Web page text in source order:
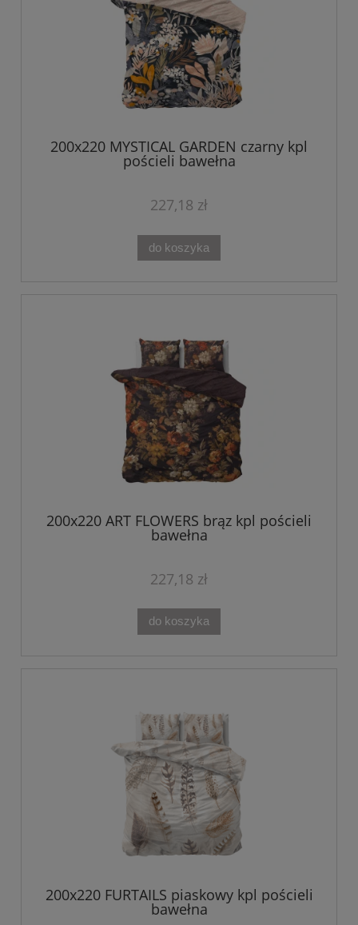
200x220 MYSTICAL GARDEN czarny kpl
pościeli bawełna
227,18 zł
do koszyka
200x220 ART FLOWERS brąz kpl pościeli
bawełna
227,18 zł
do koszyka
200x220 FURTAILS piaskowy kpl pościeli
bawełna